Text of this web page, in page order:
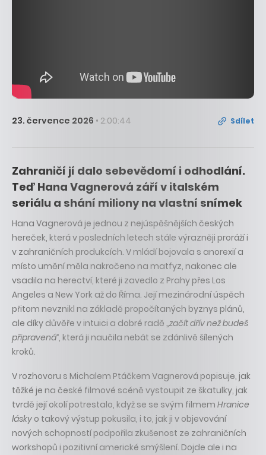
23. července 2026 • 2:00:44 Sdílet
Zahraničí jí dalo sebevědomí i odhodlání.
Teď Hana Vagnerová září v italském
seriálu a shání miliony na vlastní snímek
Hana Vagnerová je jednou z nejúspěšnějších českých
hereček, která v posledních letech stále výrazněji proráží i
v zahraničních produkcích. V mládí bojovala s anorexií a
místo umění měla nakročeno na matfyz, nakonec ale
vsadila na herectví, které ji zavedlo z Prahy přes Los
Angeles a New York až do Říma. Její mezinárodní úspěch
přitom nevznikl na základě propočítaných byznys plánů,
ale díky důvěře v intuici a dobré radě „začít dřív než budeš
připravená“, která ji naučila nebát se zdánlivě šílených
kroků.
V rozhovoru s Michalem Ptáčkem Vagnerová popisuje, jak
těžké je na české filmové scéně vystoupit ze škatulky, jak
tvrdě její okolí potrestalo, když se se svým filmem Hranice
lásky o takový výstup pokusila, i to, jak ji v objevování
nových schopností podpořila zkušenost ze zahraničních
workshopů i pozitivní americké smýšlení. Dojde ale i na